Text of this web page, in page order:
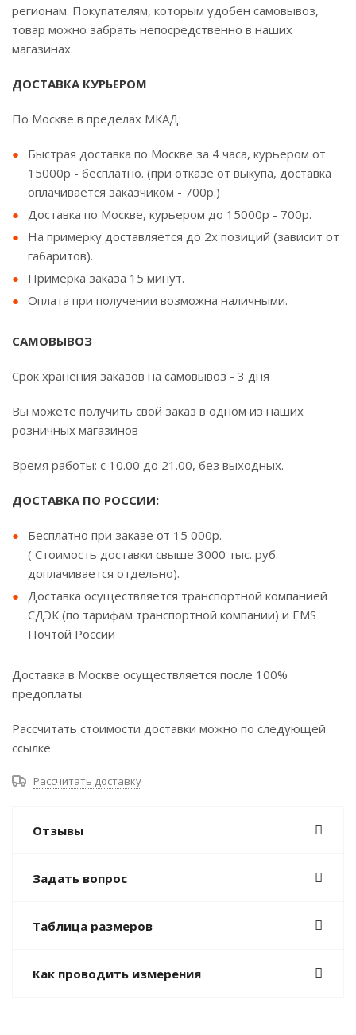
регионам. Покупателям, которым удобен самовывоз,
товар можно забрать непосредственно в наших
магазинах.
ДОСТАВКА КУРЬЕРОМ
По Москве в пределах МКАД:
Быстрая доставка по Москве за 4 часа, курьером от
15000р - бесплатно. (при отказе от выкупа, доставка
оплачивается заказчиком - 700р.)
Доставка по Москве, курьером до 15000р - 700р.
На примерку доставляется до 2х позиций (зависит от
габаритов).
Примерка заказа 15 минут.
Оплата при получении возможна наличными.
САМОВЫВОЗ
Срок хранения заказов на самовывоз - 3 дня
Вы можете получить свой заказ в одном из наших
розничных магазинов
Время работы: с 10.00 до 21.00, без выходных.
ДОСТАВКА ПО РОССИИ:
Бесплатно при заказе от 15 000р.
( Стоимость доставки свыше 3000 тыс. руб.
доплачивается отдельно).
Доставка осуществляется транспортной компанией
СДЭК (по тарифам транспортной компании) и EMS
Почтой России
Доставка в Москве осуществляется после 100%
предоплаты.
Рассчитать стоимости доставки можно по следующей
ссылке
Рассчитать доставку
Отзывы
Задать вопрос
Таблица размеров
Как проводить измерения